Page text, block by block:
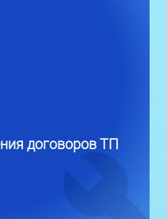
договоров ТП